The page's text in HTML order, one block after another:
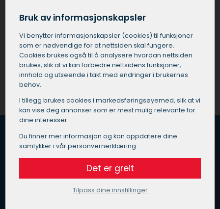
prosjektet selv eller ved å bruke ukvalifisert
Få et tilbud på maler i Stjørdal
Hvordan fungerer Maleoppdrag.no?
Vi vet at du er opptatt av god kvalitet, pris og service
når du skal velge maler i Stjørdal.
Bruk av informasjonskapsler
Vi benytter informasjons­kapsler (cookies) til funksjoner
som er nødvendige for at nettsiden skal fungere.
Cookies brukes også til å analysere hvordan nettsiden
brukes, slik at vi kan forbedre nettsidens funksjoner,
innhold og utseende i takt med endringer i brukernes
behov.
I tillegg brukes cookies i markedsførings­øyemed, slik at vi
kan vise deg annonser som er mest mulig relevante for
dine interesser.
Du finner mer informasjon og kan oppdatere dine
samtykker i vår personvernerklæring.
Det er greit
Tilpass dine innstillinger